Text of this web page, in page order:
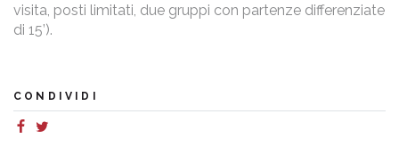
visita, posti limitati, due gruppi con partenze differenziate
di 15’).
CONDIVIDI